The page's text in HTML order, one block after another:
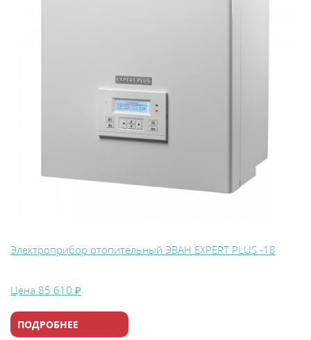
Электроприбор отопительный ЭВАН EXPERT PLUS -18
Цена 85 610 ₽
ПОДРОБНЕЕ